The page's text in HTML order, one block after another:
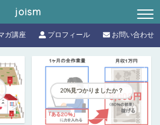
joism
ガ講座 プロフィール お問い合わせ
20%見つかりましたか？